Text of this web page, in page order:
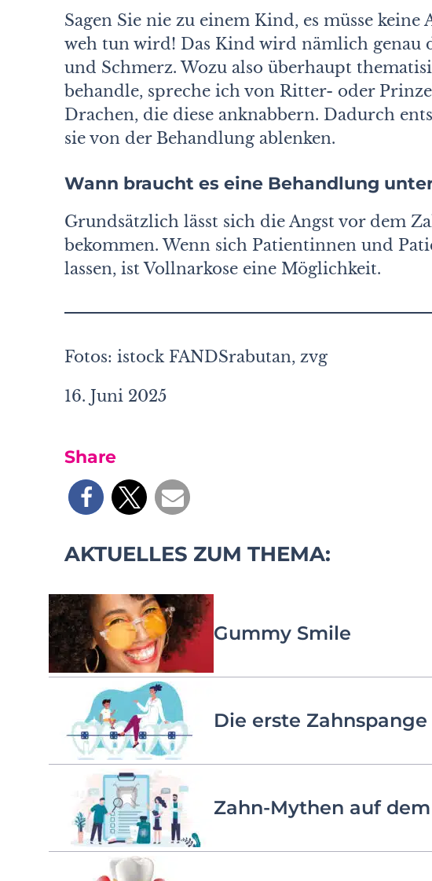
Sagen Sie nie zu einem Kind, es müsse keine
weh tun wird! Das Kind wird nämlich genau
und Schmerz. Wozu also überhaupt
behandle, spreche ich von Ritter- oder
Drachen, die diese anknabbern. Dadurch
sie von der Behandlung ablenken.
Wann braucht es eine Behandlung
Grundsätzlich lässt sich die Angst vor dem
bekommen. Wenn sich Patientinnen und
lassen, ist Vollnarkose eine Möglichkeit.
Fotos: istock FANDSrabutan, zvg
16. Juni 2025
Share
AKTUELLES ZUM THEMA:
Gummy Smile
Die erste Zahnspange
Zahn-Mythen auf